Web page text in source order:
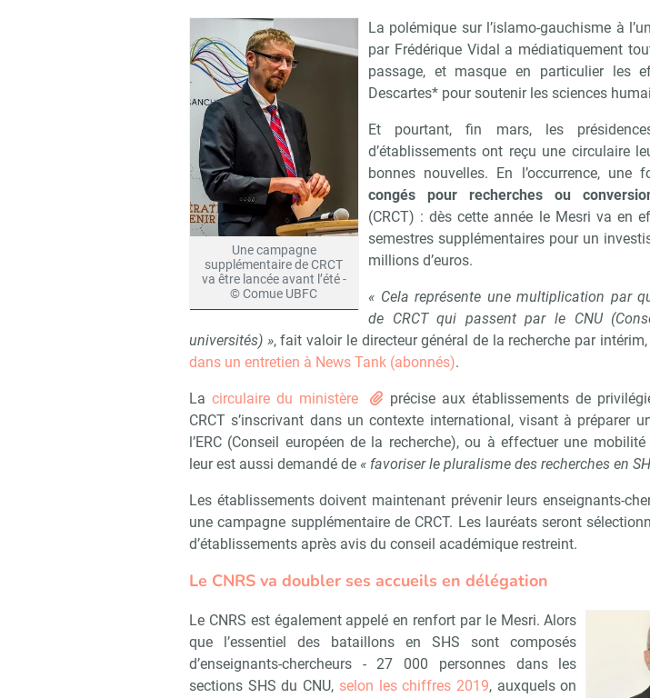
Une campagne
supplémentaire de CRCT
va être lancée avant l’été -
© Comue UBFC
La polémique sur l’islamo-gauchisme à
par Frédérique Vidal a médiatiquement
passage, et masque en particulier les
Descartes* pour soutenir les sciences
Et pourtant, fin mars, les
d’établissements ont reçu une circulaire
bonnes nouvelles. En l’occurrence, une
congés pour recherches ou
(CRCT) : dès cette année le Mesri va en
semestres supplémentaires pour un
millions d’euros.
« Cela représente une multiplication par
de CRCT qui passent par le CNU
universités) », fait valoir le directeur général de la recherche par intérim,
dans un entretien à News Tank (abonnés).
Lacirculaire du ministère
précise aux établissements de
CRCT s’inscrivant dans un contexte international, visant à préparer
l’ERC (Conseil européen de la recherche), ou à effectuer une
leur est aussi demandé de « favoriser le pluralisme des recherches en
Les établissements doivent maintenant prévenir leurs enseignants-
une campagne supplémentaire de CRCT. Les lauréats seront
d’établissements après avis du conseil académique restreint.
Le CNRS va doubler ses accueils en délégation
Le CNRS est également appelé en renfort par le Mesri. Alors
que l’essentiel des bataillons en SHS sont composés
d’enseignants-chercheurs - 27 000 personnes dans les
sections SHS du CNU, selon les chiffres 2019, auxquels on